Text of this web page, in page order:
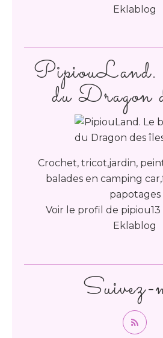
du Dragon
Crochet, tricot,jardin,
balades en camping
papotages
Voir le profil de pipiou13
Eklablog
Suivez-
Eklablog